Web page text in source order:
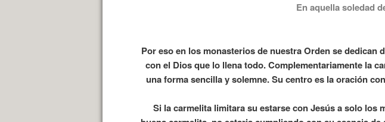
En aquella soledad
Por eso en los monasterios de nuestra Orden se
con el Dios que lo llena todo. Complementariamente la
una forma sencilla y solemne. Su centro es la oración
Si la carmelita limitara su estarse con Jesús a solo los